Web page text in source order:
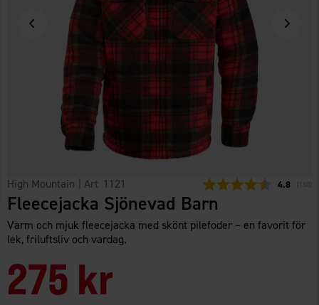
High Mountain | Art 1121 Snittbetyg:
4.8 150
Fleecejacka Sjönevad Barn
Varm och mjuk fleecejacka med skönt pilefoder – en favorit för
lek, friluftsliv och vardag.
275 kr